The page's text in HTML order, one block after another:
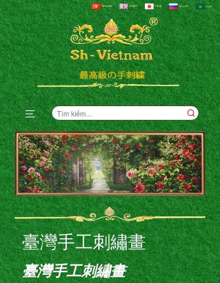
Tiếng Việt English 日本語 Русский العربية
臺灣手工刺繡畫
臺灣手工刺繡畫